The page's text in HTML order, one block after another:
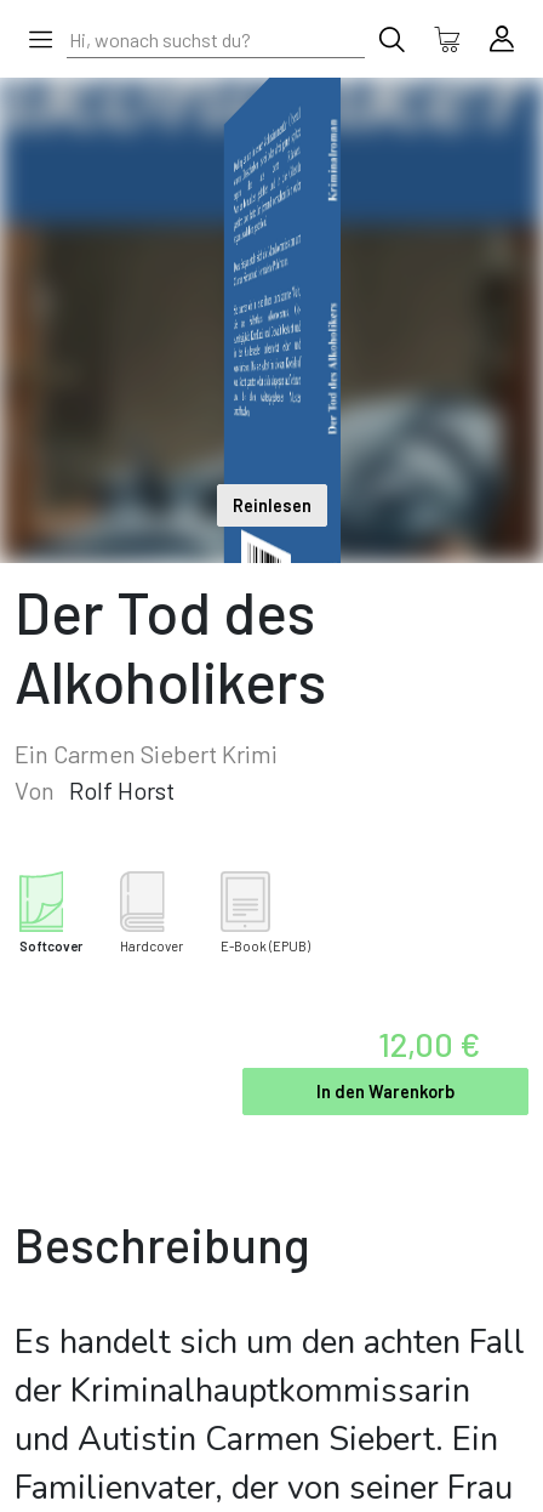
Reinlesen
Der Tod des
Alkoholikers
Ein Carmen Siebert Krimi
Von
Rolf Horst
Softcover Hardcover E-Book (EPUB)
12,00 €
In den Warenkorb
Beschreibung
Es handelt sich um den achten Fall
der Kriminalhauptkommissarin
und Autistin Carmen Siebert. Ein
Familienvater, der von seiner Frau